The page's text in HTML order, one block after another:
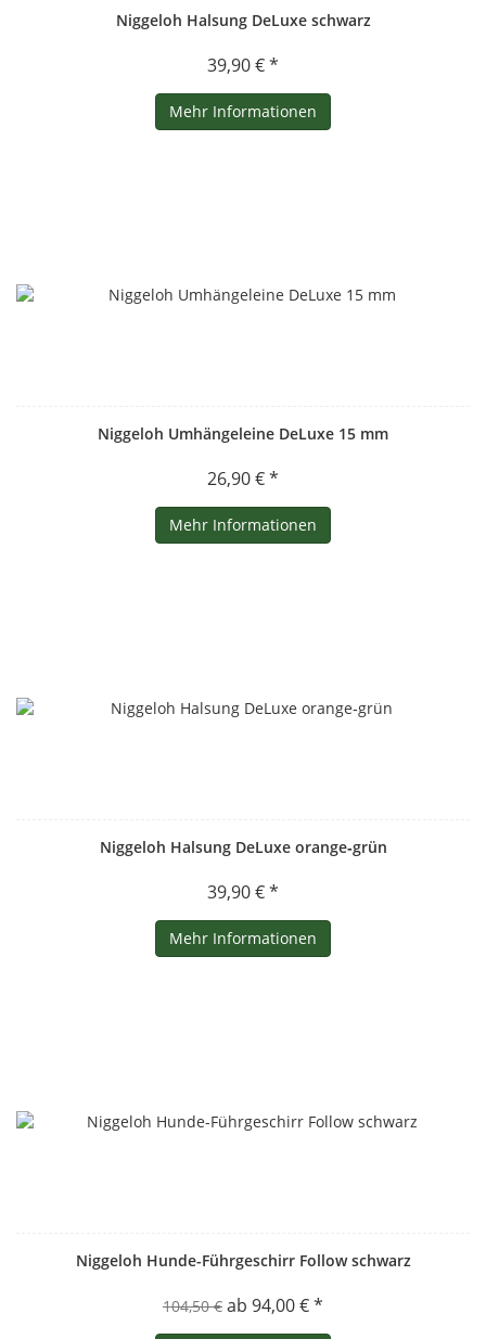
Niggeloh Halsung DeLuxe schwarz
39,90 € *
Mehr Informationen
Niggeloh Umhängeleine DeLuxe 15 mm
26,90 € *
Mehr Informationen
Niggeloh Halsung DeLuxe orange‑grün
39,90 € *
Mehr Informationen
Niggeloh Hunde-Führgeschirr Follow schwarz
104,50 € ab 94,00 € *